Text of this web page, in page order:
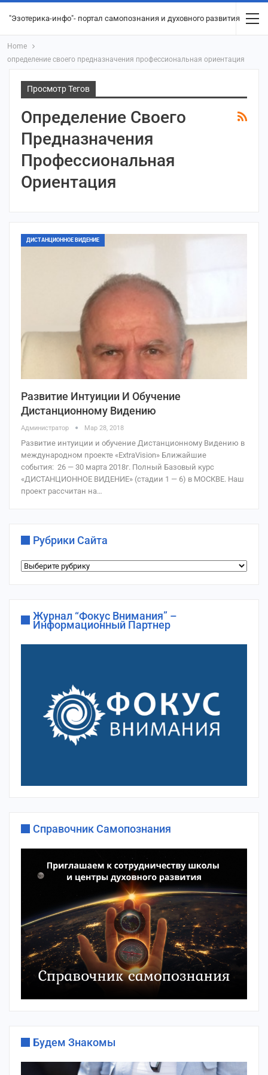
"Эзотерика-инфо"- портал самопознания и духовного развития
Home
определение своего предназначения профессиональная ориентация
Просмотр Тегов
Определение Своего
Предназначения
Профессиональная
Ориентация
ДИСТАНЦИОННОЕ ВИДЕНИЕ
Развитие Интуиции И Обучение
Дистанционному Видению
Администратор Мар 28, 2018
Развитие интуиции и обучение Дистанционному Видению в
международном проекте «ExtraVision» Ближайшие
события: 26 — 30 марта 2018г. Полный Базовый курс
«ДИСТАНЦИОННОЕ ВИДЕНИЕ» (стадии 1 — 6) в МОСКВЕ. Наш
проект рассчитан на…
Рубрики Сайта
Рубрики
Журнал “Фокус Внимания” –
Информационный Партнер
Справочник Самопознания
Будем Знакомы